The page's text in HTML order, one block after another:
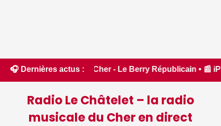
🎧 Dernières actus :
- Le Berry Républicain • 📰 iPhone 18 Pro
Radio Le Châtelet – la radio
musicale du Cher en direct